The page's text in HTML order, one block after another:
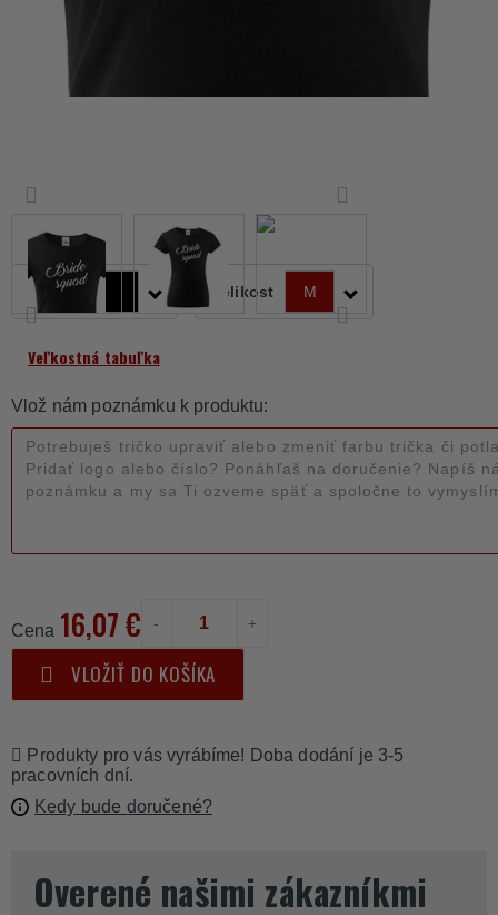
Barva Velikost M
Veľkostná tabuľka
Vlož nám poznámku k produktu:
Cena 16,07 € - +
VLOŽIŤ DO KOŠÍKA
Produkty pro vás vyrábíme! Doba dodání je 3-5
pracovních dní.
Kedy bude doručené?
Overené našimi zákazníkmi